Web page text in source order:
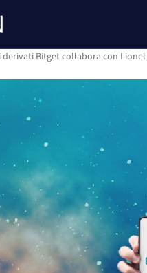
derivati Bitget collabora con Lionel